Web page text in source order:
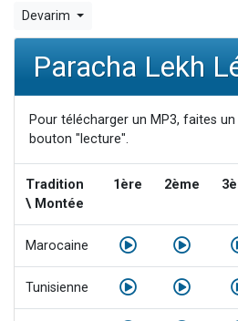
Devarim
Paracha Lekh
Pour télécharger un MP3, faites
bouton "lecture".
Tradition
\ Montée
1ère 2ème
Marocaine
Tunisienne